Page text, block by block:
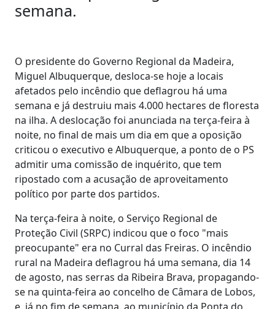
semana.
O presidente do Governo Regional da Madeira,
Miguel Albuquerque, desloca-se hoje a locais
afetados pelo incêndio que deflagrou há uma
semana e já destruiu mais 4.000 hectares de floresta
na ilha. A deslocação foi anunciada na terça-feira à
noite, no final de mais um dia em que a oposição
criticou o executivo e Albuquerque, a ponto de o PS
admitir uma comissão de inquérito, que tem
ripostado com a acusação de aproveitamento
político por parte dos partidos.
Na terça-feira à noite, o Serviço Regional de
Proteção Civil (SRPC) indicou que o foco "mais
preocupante" era no Curral das Freiras. O incêndio
rural na Madeira deflagrou há uma semana, dia 14
de agosto, nas serras da Ribeira Brava, propagando-
se na quinta-feira ao concelho de Câmara de Lobos,